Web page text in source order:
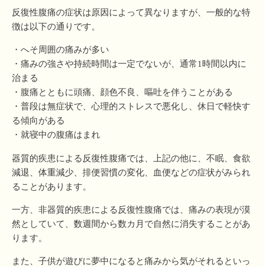
反復性腹痛の症状は原因によって異なりますが、一般的な特
徴は以下の通りです。
・へそ周囲の痛みが多い
・痛みの強さや持続時間は一定でないが、通常1時間以内に
治まる
・腹痛とともに頭痛、顔色不良、嘔吐を伴うことがある
・普段は無症状で、心理的ストレスで悪化し、休日で軽快す
る傾向がある
・就寝中の腹痛はまれ
器質的疾患による反復性腹痛では、上記の他に、不眠、食欲
減退、体重減少、排便習慣の変化、血便などの症状がみられ
ることがあります。
一方、非器質的疾患による反復性腹痛では、痛みの表現が漠
然としていて、数週間から数カ月で自然に消失することがあ
ります。
また、子供が遊びに夢中になると痛みから気がそれるといっ